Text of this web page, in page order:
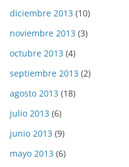
diciembre 2013 (10)
noviembre 2013 (3)
octubre 2013 (4)
septiembre 2013 (2)
agosto 2013 (18)
julio 2013 (6)
junio 2013 (9)
mayo 2013 (6)